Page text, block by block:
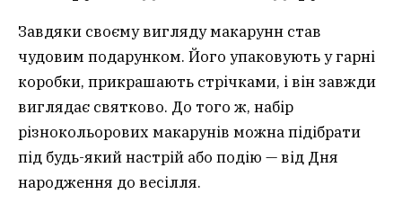
Завдяки своєму вигляду макарунн став
чудовим подарунком. Його упаковують у гарні
коробки, прикрашають стрічками, і він завжди
виглядає святково. До того ж, набір
різнокольорових макарунів можна підібрати
під будь-який настрій або подію — від Дня
народження до весілля.